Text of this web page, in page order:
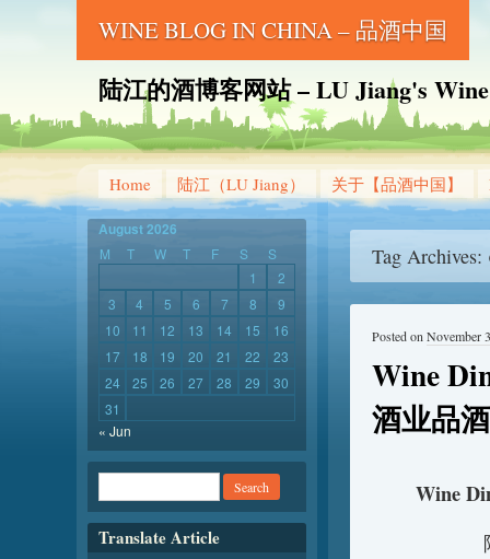
WINE BLOG IN CHINA – 品酒中国
陆江的酒博客网站 – LU Jiang's
Home 陆江（LU Jiang） 关于【品酒中国】
Tag Archives:
Wine
酒业品
Posted on November
Wine
August 2026
M T W T F S
S
1
2
3
4 5 6 7 8
9
10
11 12 13 14 15
16
17
18 19 20 21 22
23
24
25 26 27 28 29
30
31
« Jun
Translate Article